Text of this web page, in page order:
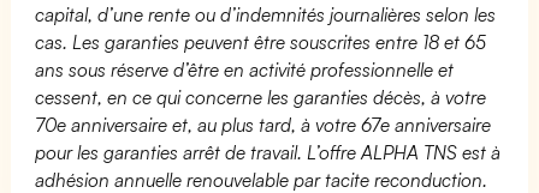
capital, d’une rente ou d’indemnités journalières selon les
cas. Les garanties peuvent être souscrites entre 18 et 65
ans sous réserve d’être en activité professionnelle et
cessent, en ce qui concerne les garanties décès, à votre
70e anniversaire et, au plus tard, à votre 67e anniversaire
pour les garanties arrêt de travail. L’offre ALPHA TNS est à
adhésion annuelle renouvelable par tacite reconduction.